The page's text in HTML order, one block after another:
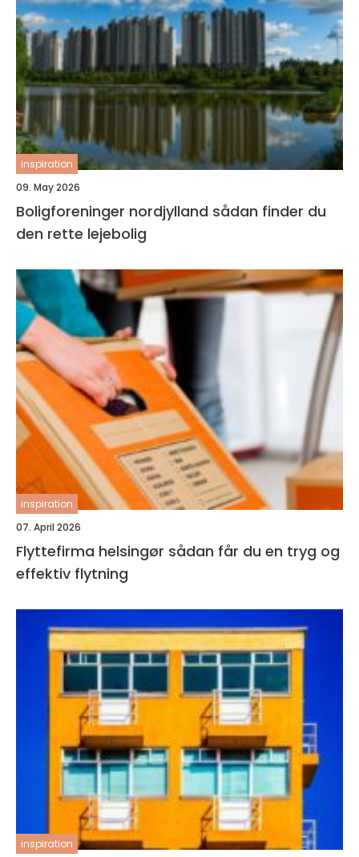
inspiration
09. May 2026
Boligforeninger nordjylland sådan finder du
den rette lejebolig
inspiration
07. April 2026
Flyttefirma helsingør sådan får du en tryg og
effektiv flytning
inspiration